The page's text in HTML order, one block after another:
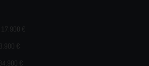
17.900 €
€
€